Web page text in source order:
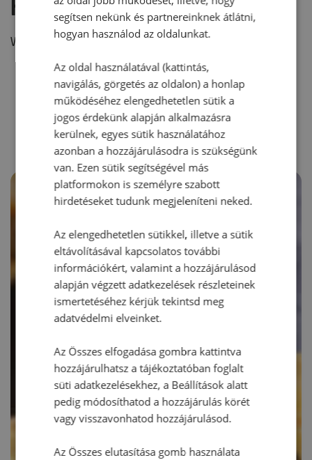
Hozzászólás írása
Vélemény írásához, kérjük,jelentkezz be!
RECEPTAJÁNLÓ
segítsen nekünk és partnereinknek átlátni,
hogyan használod az oldalunkat.
Az oldal használatával (kattintás,
navigálás, görgetés az oldalon) a honlap
működéséhez elengedhetetlen sütik a
jogos érdekünk alapján alkalmazásra
kerülnek, egyes sütik használatához
azonban a hozzájárulásodra is szükségünk
van. Ezen sütik segítségével más
platformokon is személyre szabott
hirdetéseket tudunk megjeleníteni neked.
Az elengedhetetlen sütikkel, illetve a sütik
eltávolításával kapcsolatos további
információkért, valamint a hozzájárulásod
alapján végzett adatkezelések részleteinek
ismertetéséhez kérjük tekintsd meg
adatvédelmi elveinket.
Az Összes elfogadása gombra kattintva
hozzájárulhatsz a tájékoztatóban foglalt
süti adatkezelésekhez, a Beállítások alatt
pedig módosíthatod a hozzájárulás körét
vagy visszavonhatod hozzájárulásod.
Az Összes elutasítása gomb használata